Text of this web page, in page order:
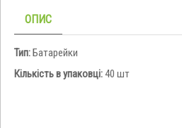
ОПИС
Тип:Батарейки
Кількість в упаковці:40 шт